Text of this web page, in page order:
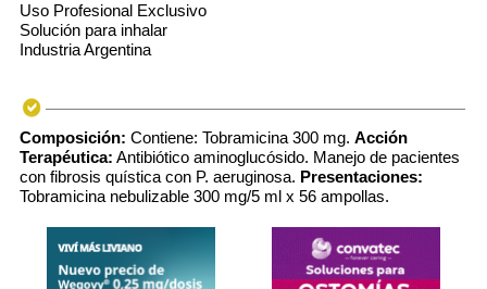
Uso Profesional Exclusivo
Solución para inhalar
Industria Argentina
Composición: Contiene: Tobramicina 300 mg. Acción
Terapéutica: Antibiótico aminoglucósido. Manejo de pacientes
con fibrosis quística con P. aeruginosa. Presentaciones:
Tobramicina nebulizable 300 mg/5 ml x 56 ampollas.